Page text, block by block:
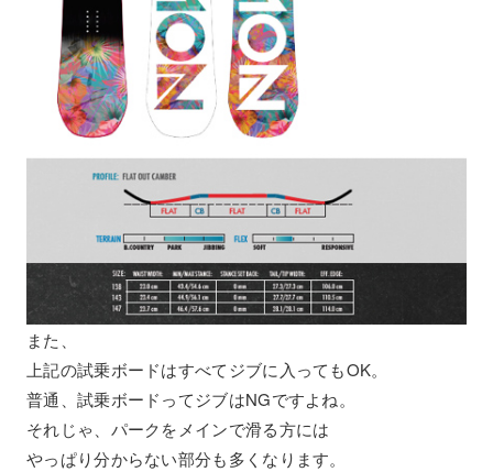
また、
上記の試乗ボードはすべてジブに入ってもOK。
普通、試乗ボードってジブはNGですよね。
それじゃ、パークをメインで滑る方には
やっぱり分からない部分も多くなります。